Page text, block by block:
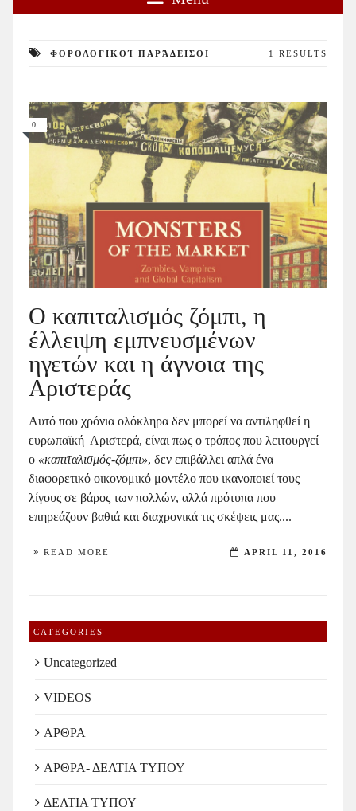
ΦΟΡΟΛΟΓΙΚΟΊ ΠΑΡΆΔΕΙΣΟΙ 1 RESULTS
0
Ο καπιταλισμός ζόμπι, η
έλλειψη εμπνευσμένων
ηγετών και η άγνοια της
Αριστεράς
Αυτό που χρόνια ολόκληρα δεν μπορεί να αντιληφθεί η
ευρωπαϊκή Αριστερά, είναι πως ο τρόπος που λειτουργεί
ο «καπιταλισμός-ζόμπι», δεν επιβάλλει απλά ένα
διαφορετικό οικονομικό μοντέλο που ικανοποιεί τους
λίγους σε βάρος των πολλών, αλλά πρότυπα που
επηρεάζουν βαθιά και διαχρονικά τις σκέψεις μας....
READ MORE APRIL 11, 2016
CATEGORIES
Uncategorized
VIDEOS
ΑΡΘΡΑ
ΑΡΘΡΑ- ΔΕΛΤΙΑ ΤΥΠΟΥ
ΔΕΛΤΙΑ ΤΥΠΟΥ